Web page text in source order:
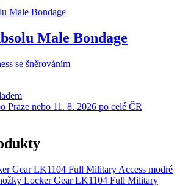
Male Bondage
se šněrováním
Praze nebo 11. 8. 2026 po celé ČR
Locker Gear LK1104 Full Military